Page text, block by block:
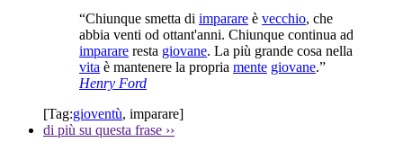
“Chiunque smetta di imparare è vecchio, che
abbia venti od ottant'anni. Chiunque continua ad
imparare resta giovane. La più grande cosa nella
vita è mantenere la propria mente giovane.”
Henry Ford
[Tag:gioventù, imparare]
di più su questa frase ››